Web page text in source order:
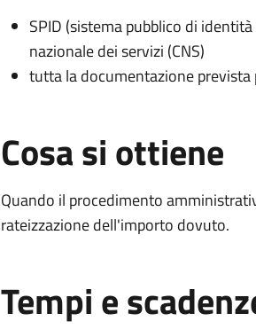
SPID (sistema pubblico di
nazionale dei servizi (CNS)
tutta la documentazione prevista
Cosa si ottiene
Quando il procedimento
rateizzazione dell'importo dovuto.
Tempi e